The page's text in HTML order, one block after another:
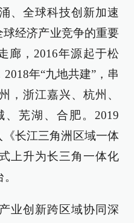
、全球科技创新加速
球经济产业竞争的重要
廊，2016年源起于松
年“九地共建”，串
，浙江嘉兴、杭州、
芜湖、合肥。2019
长江三角洲区域一体
上升为长三角一体化
业创新跨区域协同深